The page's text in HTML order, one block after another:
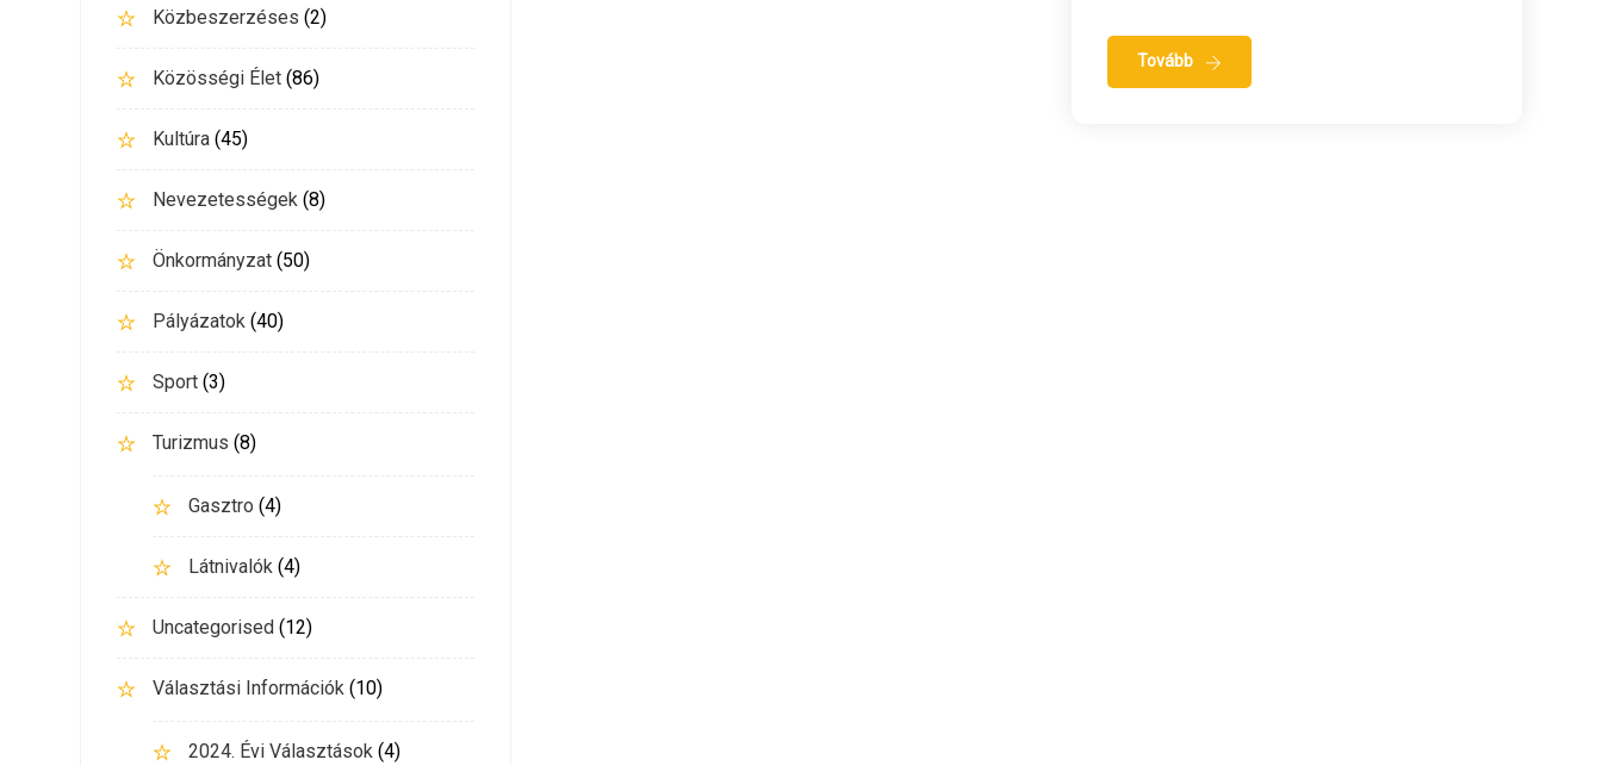
Tovább
Közbeszerzéses (2)
Közösségi Élet (86)
Kultúra (45)
Nevezetességek (8)
Önkormányzat (50)
Pályázatok (40)
Sport (3)
Turizmus (8)
Gasztro (4)
Látnivalók (4)
Uncategorised (12)
Választási Információk (10)
2024. Évi Választások (4)